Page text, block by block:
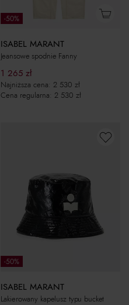
-50%
ISABEL MARANT
Jeansowe spodnie Fanny
1 265 zł
Najniższa cena: 2 530 zł
Cena regularna: 2 530 zł
-50%
ISABEL MARANT
Lakierowany kapelusz typu bucket